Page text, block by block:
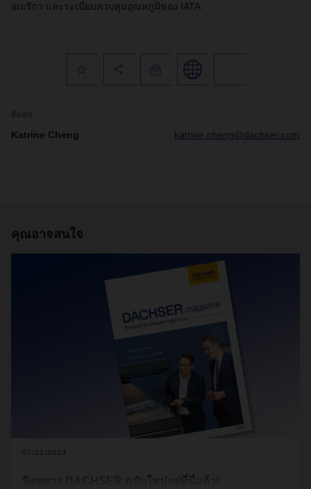
อเมริกา และระเบียบควบคุมอุณหภูมิของ IATA
ติดต่อ
Katrine Cheng katrine.cheng@dachser.com
คุณอาจสนใจ
07/21/2023